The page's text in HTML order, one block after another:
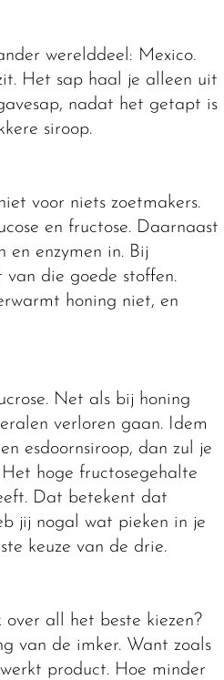
werelddeel: Mexico.
Het sap haal je alleen uit
nadat het getapt is
siroop.
voor niets zoetmakers.
en fructose. Daarnaast
enzymen in. Bij
die goede stoffen.
honing niet, en
Net als bij honing
verloren gaan. Idem
esdoornsiroop, dan zul je
hoge fructosegehalte
Dat betekent dat
jij nogal wat pieken in je
keuze van de drie.
all het beste kiezen?
van de imker. Want zoals
product. Hoe minder